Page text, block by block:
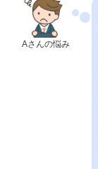
Aさんの悩み